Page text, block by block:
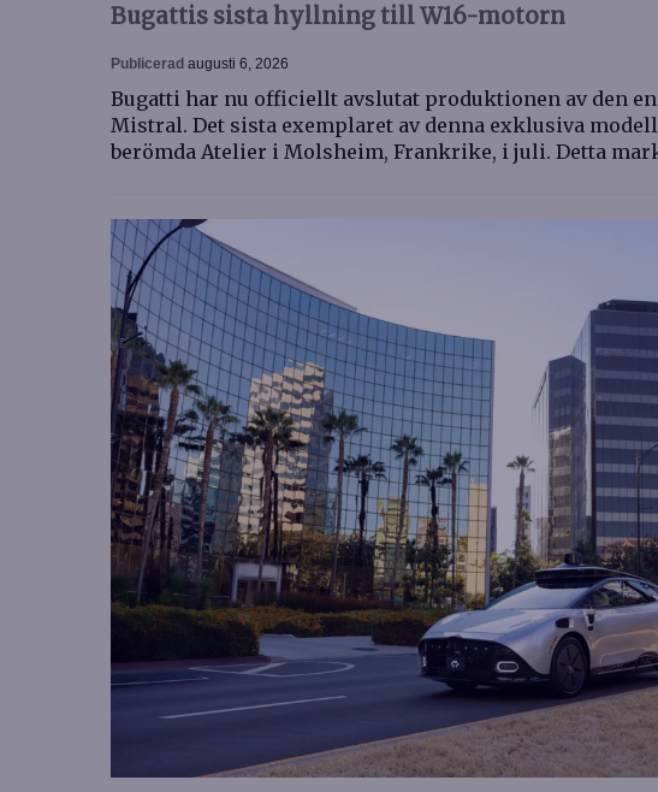
Bugattis sista hyllning till W16-motorn
Publicerad augusti 6, 2026
Bugatti har nu officiellt avslutat produktionen av den
Mistral. Det sista exemplaret av denna exklusiva
berömda Atelier i Molsheim, Frankrike, i juli. Detta